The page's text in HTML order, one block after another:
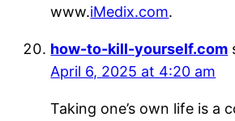
www.iMedix.com.
how-to-kill-yourself.com
April 6, 2025 at 4:20 am
Taking one’s own life is a